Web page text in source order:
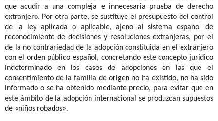
que acudir a una compleja e innecesaria prueba de derecho
extranjero. Por otra parte, se sustituye el presupuesto del control
de la ley aplicada o aplicable, ajeno al sistema español de
reconocimiento de decisiones y resoluciones extranjeras, por el
de la no contrariedad de la adopción constituida en el extranjero
con el orden público español, concretando este concepto jurídico
indeterminado en los casos de adopciones en las que el
consentimiento de la familia de origen no ha existido, no ha sido
informado o se ha obtenido mediante precio, para evitar que en
este ámbito de la adopción internacional se produzcan supuestos
de «niños robados».